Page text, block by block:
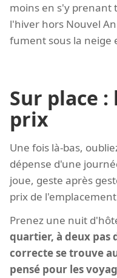
moins en s'y prenant
l'hiver hors Nouvel
fument sous la neige
Sur place
prix
Une fois là-bas,
dépense d'une
joue, geste après
prix de
Prenez une nuit
quartier, à deux pas
correcte se trouve
pensé pour les